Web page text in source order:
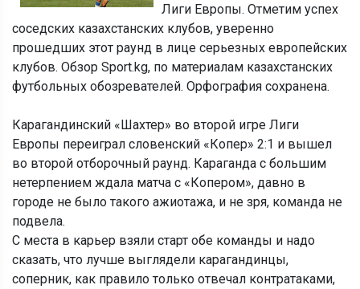
Лиги Европы. Отметим успех
соседских казахстанских клубов, уверенно
прошедших этот раунд в лице серьезных европейских
клубов. Обзор Sport.kg, по материалам казахстанских
футбольных обозревателей. Орфография сохранена.
Карагандинский «Шахтер» во второй игре Лиги
Европы переиграл словенский «Копер» 2:1 и вышел
во второй отборочный раунд. Караганда с большим
нетерпением ждала матча с «Копером», давно в
городе не было такого ажиотажа, и не зря, команда не
подвела.
С места в карьер взяли старт обе команды и надо
сказать, что лучше выглядели карагандинцы,
соперник, как правило только отвечал контратаками,